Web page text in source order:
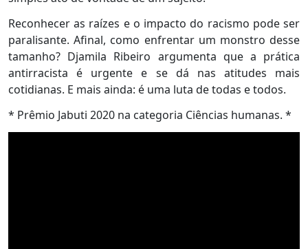
Reconhecer as raízes e o impacto do racismo pode ser
paralisante. Afinal, como enfrentar um monstro desse
tamanho? Djamila Ribeiro argumenta que a prática
antirracista é urgente e se dá nas atitudes mais
cotidianas. E mais ainda: é uma luta de todas e todos.
* Prêmio Jabuti 2020 na categoria Ciências humanas. *